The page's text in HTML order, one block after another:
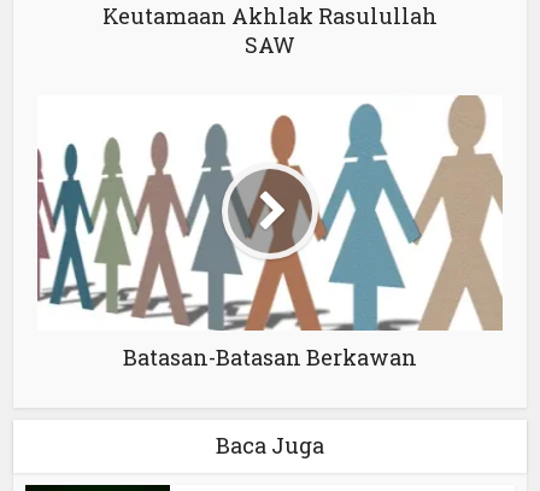
Keutamaan Akhlak Rasulullah
SAW
Batasan-Batasan Berkawan
Baca Juga